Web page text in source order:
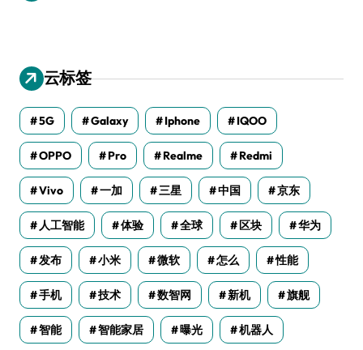
云标签
5G Galaxy Iphone IQOO
OPPO Pro Realme Redmi
Vivo 一加 三星 中国 京东
人工智能 体验 全球 区块 华为
发布 小米 微软 怎么 性能
手机 技术 数智网 新机 旗舰
智能 智能家居 曝光 机器人